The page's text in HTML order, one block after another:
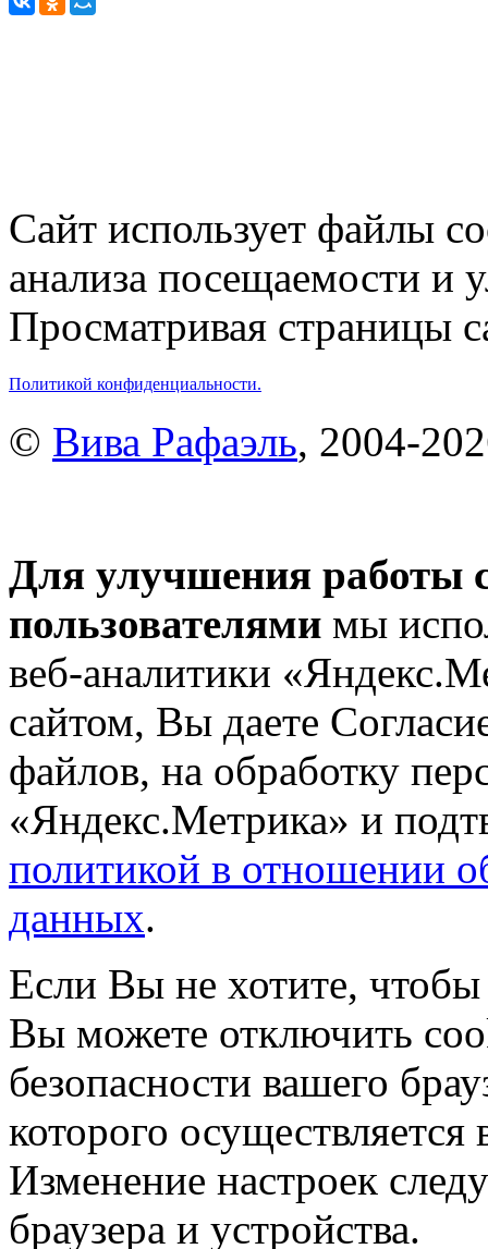
Сайт использует файлы
анализа посещаемости и
Просматривая страницы
Политикой конфиденциальности.
© Вива Рафаэль, 2004-
Для улучшения работы
пользователями мы
веб-аналитики
сайтом, Вы даете
файлов, на обработку
«Яндекс.Метрика» и
политикой в отношении
данных.
Если Вы не хотите,
Вы можете отключить
безопасности вашего
которого
Изменение настроек
браузера и устройства.